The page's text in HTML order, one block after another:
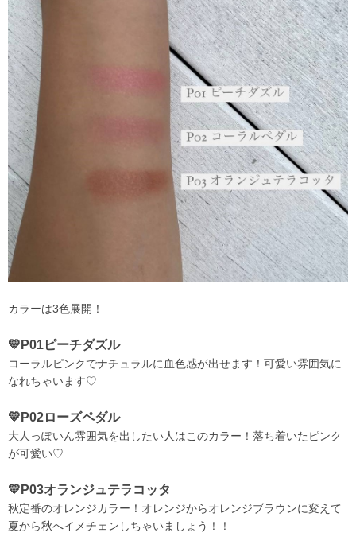
カラーは3色展開！
💛P01ピーチダズル
コーラルピンクでナチュラルに血色感が出せます！可愛い雰囲気に
なれちゃいます♡
💛P02ローズペダル
大人っぽいん雰囲気を出したい人はこのカラー！落ち着いたピンク
が可愛い♡
💛P03オランジュテラコッタ
秋定番のオレンジカラー！オレンジからオレンジブラウンに変えて
夏から秋へイメチェンしちゃいましょう！！